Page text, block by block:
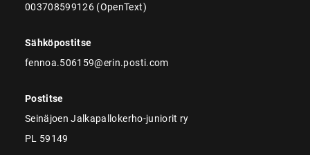
003708599126 (OpenText)
Sähköpostitse
fennoa.506159@erin.posti.com
Postitse
Seinäjoen Jalkapallokerho-juniorit ry
PL 59149